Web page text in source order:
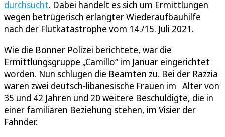
durchsucht. Dabei handelt es sich um Ermittlungen
wegen betrügerisch erlangter Wiederaufbauhilfe
nach der Flutkatastrophe vom 14./15. Juli 2021.
Wie die Bonner Polizei berichtete, war die
Ermittlungsgruppe „Camillo“ im Januar eingerichtet
worden. Nun schlugen die Beamten zu. Bei der Razzia
waren zwei deutsch-libanesische Frauen im Alter von
35 und 42 Jahren und 20 weitere Beschuldigte, die in
einer familiären Beziehung stehen, im Visier der
Fahnder.